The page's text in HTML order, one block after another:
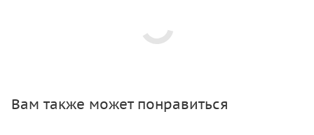
Вам также может понравиться